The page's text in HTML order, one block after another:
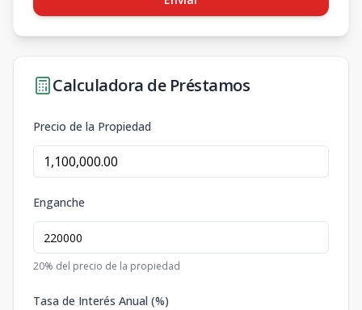
Calculadora de Préstamos
Precio de la Propiedad
Enganche
20% del precio de la propiedad
Tasa de Interés Anual (%)